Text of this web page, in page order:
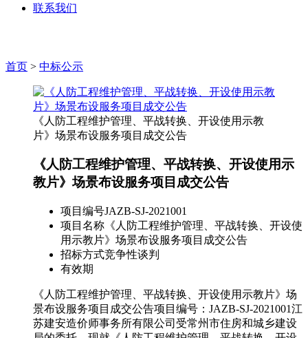
联系我们
首页 > 中标公示
《人防工程维护管理、平战转换、开设使用示教
片》场景布设服务项目成交公告
《人防工程维护管理、平战转换、开设使用示
教片》场景布设服务项目成交公告
项目编号JAZB-SJ-2021001
项目名称 《人防工程维护管理、平战转换、开设使
用示教片》场景布设服务项目成交公告
招标方式竞争性谈判
有效期
《人防工程维护管理、平战转换、开设使用示教片》场
景布设服务项目成交公告项目编号：JAZB-SJ-2021001江
苏建安造价师事务所有限公司受常州市住房和城乡建设